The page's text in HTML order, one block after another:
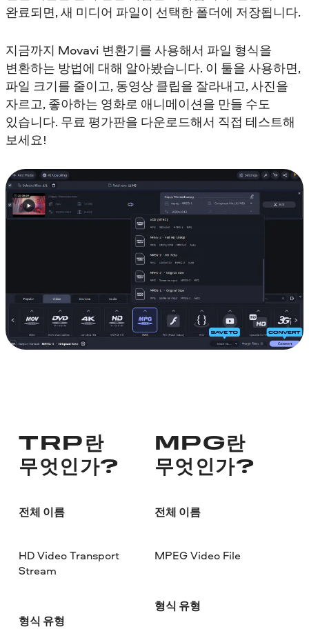
완료되면, 새 미디어 파일이 선택한 폴더에 저장됩니다.
지금까지 Movavi 변환기를 사용해서 파일 형식을
변환하는 방법에 대해 알아봤습니다. 이 툴을 사용하면,
파일 크기를 줄이고, 동영상 클립을 잘라내고, 사진을
자르고, 좋아하는 영화로 애니메이션을 만들 수도
있습니다. 무료 평가판을 다운로드해서 직접 테스트해
보세요!
TRP란
무엇인가?
전체 이름
HD Video Transport
Stream
형식 유형
MPG란
무엇인가?
전체 이름
MPEG Video File
형식 유형